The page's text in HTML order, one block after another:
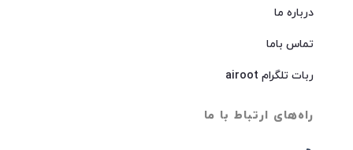
درباره ما
تماس باما
ربات تلگرام airoot
راه‌های ارتباط با ما